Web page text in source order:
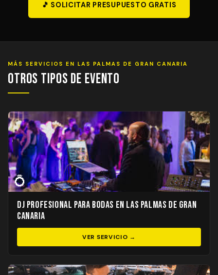
🎵 SOLICITAR PRESUPUESTO GRATIS
MÁS SERVICIOS EN LAS PALMAS DE GRAN CANARIA
Otros Tipos de Evento
💍
DJ Profesional para Bodas en Las Palmas de Gran
Canaria
VER SERVICIO →